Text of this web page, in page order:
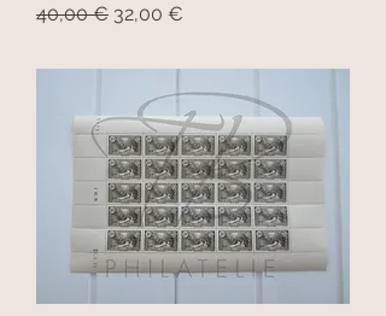
Prix original
40,00 € Prix promotionnel
32,00 €